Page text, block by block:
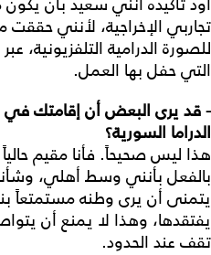
تجاربي الإخراجية، لأنني
للصورة الدرامية التلفزيونية،
التي حفل بها العمل.
- قد يرى البعضأنإقامتكفي
الدراما السورية؟
هذا ليس صحيحاً. فأنا مقيم
بالفعل بأنني وسط أهلي،
يتمنى أن يرى وطنه مستمتعاً
يفتقدها، وهذا لا يمنع أن
تقف عند الحدود.